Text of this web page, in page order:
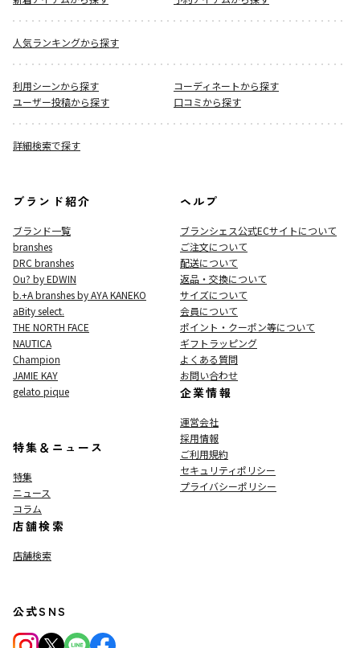
人気ランキングから探す
利用シーンから探す
コーディネートから探す
ユーザー投稿から探す
口コミから探す
詳細検索で探す
ブランド紹介
ブランド一覧
branshes
DRC branshes
Ou? by EDWIN
b.+A branshes by AYA KANEKO
aBity select.
THE NORTH FACE
NAUTICA
Champion
JAMIE KAY
gelato pique
特集＆ニュース
特集
ニュース
コラム
店舗検索
店舗検索
ヘルプ
ブランシェス公式ECサイトについて
ご注文について
配送について
返品・交換について
サイズについて
会員について
ポイント・クーポン等について
ギフトラッピング
よくある質問
お問い合わせ
企業情報
運営会社
採用情報
ご利用規約
セキュリティポリシー
プライバシーポリシー
公式SNS